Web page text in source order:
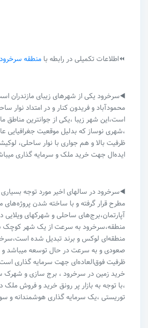
⏪اطلاعات تکمیلی در رابطه با منطقه سرخرود
◀️سرخرود یکی از شهرهای زیبای مازندران
محمودآباد و فریدون کنار و در امتداد نوار
است،این شهر زیبا ،یکی از جوانترین مناطق
،شهری نوساز که بدلیل موقعیت جغرافیایی
ظرفیت بالا و هم جواری با نوار ساحلی،
ایده‌ال جهت خرید ملک و سرمایه گذاری
◀️سرخرود در سالهای اخیر مورد توجه بسیاری
مطرح قرار گرفته و با ساخته شدن پروژه‌های
آپارتمان،برج‌های ساحلی و شهرکهای ویلایی
منطقه،سرخرود به سرعت از یک شهر کوچک
منطقه‌ای لوکس و‌ برند تبدیل شده
صعودی و به سرعت در حال توسعه میباشد و
ظرفیت فوق‌العاده‌ای جهت سرمایه گذاری
خرید زمین در سرخرود ، برج سازی و شهرک
،با توجه به بازار پر رونق خرید ‌و فروش ملک
توریستی ،یک سرمایه گذاری هوشمندانه و‌